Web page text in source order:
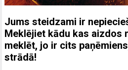
Jums steidzami ir
Meklējiet kādu kas aizdos
meklēt, jo ir cits
strādā!